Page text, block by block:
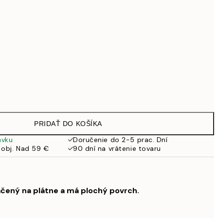
PRIDAŤ DO KOŠÍKA
Doručenie do 2-5 prac. Dní
Nad 59 €
90 dní na vrátenie tovaru
na plátne a má plochý povrch.